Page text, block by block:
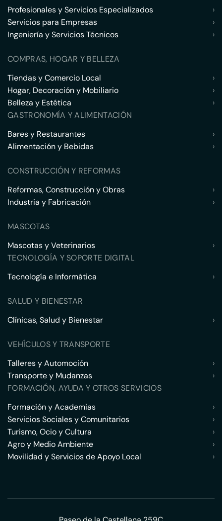
Profesionales y Servicios Especializados
›
Servicios para Empresas
›
Ingeniería y Servicios Técnicos
›
COMPRAS, HOGAR Y BELLEZA
Tiendas y Comercio Local
›
Hogar, Decoración y Mobiliario
›
Belleza y Estética
›
GASTRONOMÍA Y ALIMENTACIÓN
Bares y Restaurantes
›
Alimentación y Bebidas
›
CONSTRUCCIÓN Y REFORMAS
Reformas, Construcción y Obras
›
Industria y Fabricación
›
MASCOTAS
Mascotas y Veterinarios
›
TECNOLOGÍA Y SOPORTE DIGITAL
Tecnología e Informática
›
SALUD Y BIENESTAR
Clínicas, Salud y Bienestar
›
VEHÍCULOS Y TRANSPORTE
Talleres y Automoción
›
Transporte y Mudanzas
›
FORMACIÓN, AYUDA Y OTROS SERVICIOS
Formación y Academias
›
Servicios Sociales y Comunitarios
›
Turismo, Ocio y Cultura
›
Agro y Medio Ambiente
›
Movilidad y Servicios de Apoyo Local
›